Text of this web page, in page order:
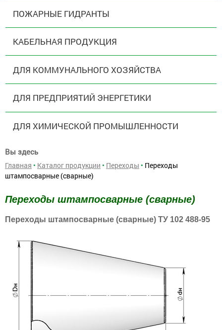
ПОЖАРНЫЕ ГИДРАНТЫ
КАБЕЛЬНАЯ ПРОДУКЦИЯ
ДЛЯ КОММУНАЛЬНОГО ХОЗЯЙСТВА
ДЛЯ ПРЕДПРИЯТИЙ ЭНЕРГЕТИКИ
ДЛЯ ХИМИЧЕСКОЙ ПРОМЫШЛЕННОСТИ
Вы здесь
Главная • Каталог продукции • Переходы • Переходы
штампосварные (сварные)
Переходы штампосварные (сварные)
Переходы штампосварные (сварные) ТУ 102 488-95